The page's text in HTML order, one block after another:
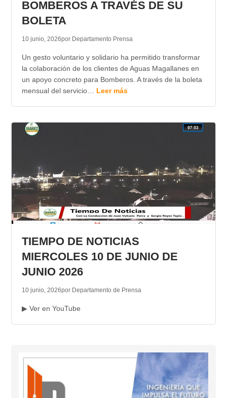
BOMBEROS A TRAVÉS DE SU
BOLETA
10 junio, 2026por Departamento Prensa
Un gesto voluntario y solidario ha permitido transformar
la colaboración de los clientes de Aguas Magallanes en
un apoyo concreto para Bomberos. A través de la boleta
mensual del servicio… Leer más
TIEMPO DE NOTICIAS
MIERCOLES 10 DE JUNIO DE
JUNIO 2026
10 junio, 2026por Departamento de Prensa
▶ Ver en YouTube